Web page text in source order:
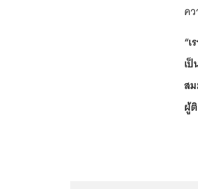
ค
“
เ
ส
ผู้